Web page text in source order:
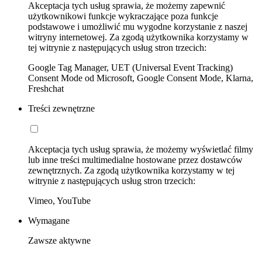
Akceptacja tych usług sprawia, że możemy zapewnić
użytkownikowi funkcje wykraczające poza funkcje
podstawowe i umożliwić mu wygodne korzystanie z naszej
witryny internetowej. Za zgodą użytkownika korzystamy w
tej witrynie z następujących usług stron trzecich:
Google Tag Manager, UET (Universal Event Tracking)
Consent Mode od Microsoft, Google Consent Mode, Klarna,
Freshchat
Treści zewnętrzne
Akceptacja tych usług sprawia, że możemy wyświetlać filmy
lub inne treści multimedialne hostowane przez dostawców
zewnętrznych. Za zgodą użytkownika korzystamy w tej
witrynie z następujących usług stron trzecich:
Vimeo, YouTube
Wymagane
Zawsze aktywne